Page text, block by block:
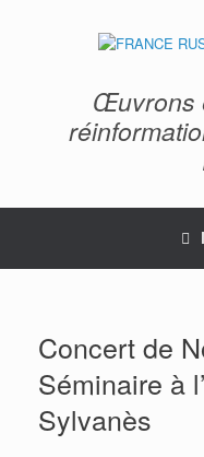
Œuvrons
Concert de
Séminaire à
Sylvanès